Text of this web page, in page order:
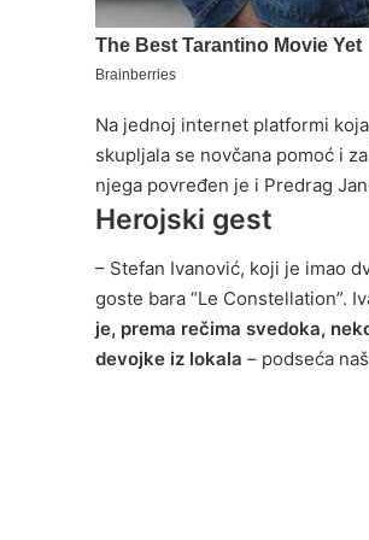
Na jednoj internet platformi
skupljala se novčana pomoć i
njega povređen je i Predrag
Herojski gest
– Stefan Ivanović, koji je imao
goste bara “Le Constellation”.
je, prema rečima svedoka,
devojke iz lokala – podseća